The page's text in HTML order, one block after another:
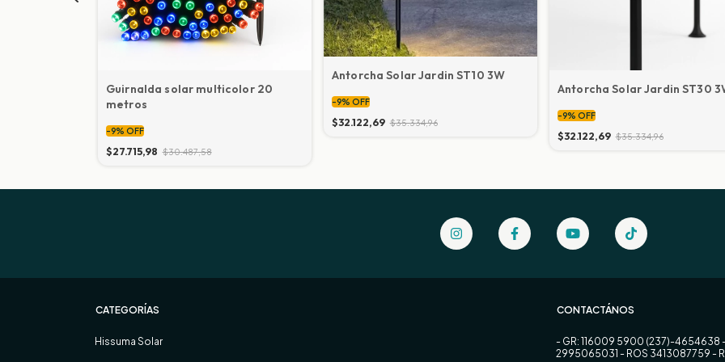
Guirnalda solar multicolor 20
metros
-9% OFF
$27.715,98 $30.487,58
Antorcha Solar Jardin ST10 3W
-9% OFF
$32.122,69 $35.334,96
Antorcha Solar Jardin ST30
-9% OFF
$32.122,69 $35.334,96
CATEGORÍAS
Hissuma Solar
CONTACTÁNOS
- GR: 116009 5900 (237)-4654638
2995065031 - ROS 3413087759 -